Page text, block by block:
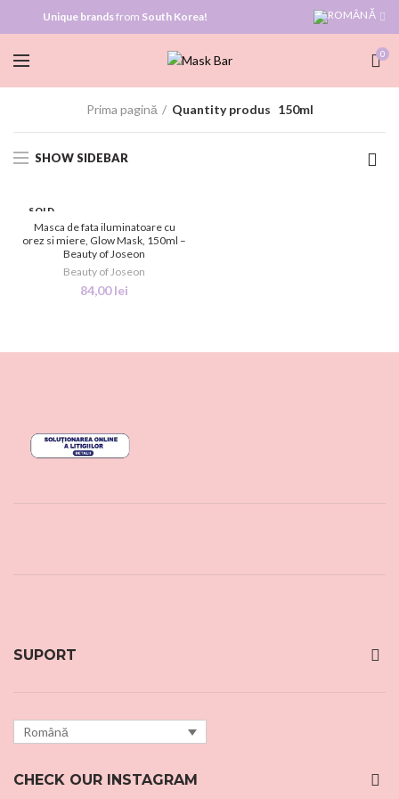
Unique brandsfrom South Korea!
0
Prima pagină Quantity produs 150ml
SHOW SIDEBAR
SOLD
Masca de fata iluminatoare cu
orez si miere, Glow Mask, 150ml –
Beauty of Joseon
Beauty of Joseon
84,00lei
SUPORT
Română
CHECK OUR INSTAGRAM